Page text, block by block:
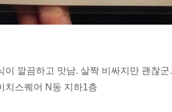
이 깔끔하고 맛남. 살짝 비싸지만 괜찮군.
치스퀘어 N동 지하1층